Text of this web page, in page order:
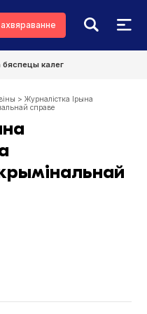
калег
>Журналістка Ірына
справе